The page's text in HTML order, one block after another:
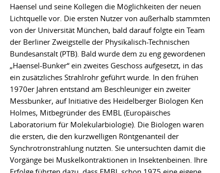
Haensel und seine Kollegen die Möglichkeiten der neuen
Lichtquelle vor. Die ersten Nutzer von außerhalb stammten
von der Universität München, bald darauf folgte ein Team
der Berliner Zweigstelle der Physikalisch-Technischen
Bundesanstalt (PTB). Bald wurde dem zu eng gewordenen
„Haensel-Bunker“ ein zweites Geschoss aufgesetzt, in das
ein zusätzliches Strahlrohr geführt wurde. In den frühen
1970er Jahren entstand am Beschleuniger ein zweiter
Messbunker, auf Initiative des Heidelberger Biologen Ken
Holmes, Mitbegründer des EMBL (Europäisches
Laboratorium für Molekularbiologie). Die Biologen waren
die ersten, die den kurzwelligen Röntgenanteil der
Synchrotronstrahlung nutzten. Sie untersuchten damit die
Vorgänge bei Muskelkontraktionen in Insektenbeinen. Ihre